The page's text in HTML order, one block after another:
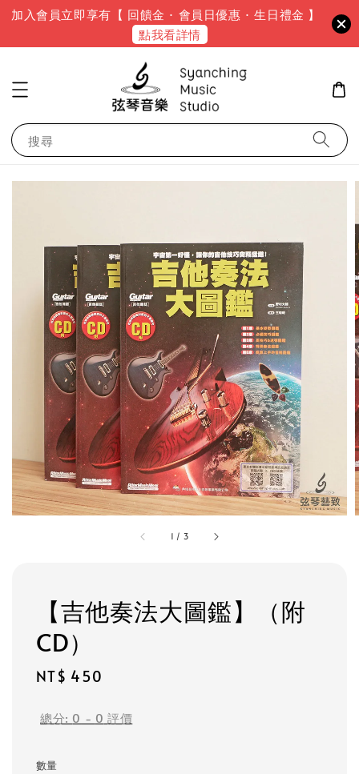
加入會員立即享有【 回饋金 · 會員日優惠 · 生日禮金 】
點我看詳情
搜尋
1 / 3
【吉他奏法大圖鑑】（附
CD）
Regular
NT$ 450
總分: 0 - 0 評價
數量